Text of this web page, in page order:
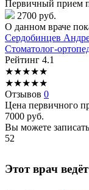
Первичный прием
2700 руб.
О данном враче
Сердобинцев
Стоматолог-
Рейтинг 4.1
★★★★★
★★★★★
Отзывов 0
Цена первичного
7000 руб.
Вы можете
52
Этот врач